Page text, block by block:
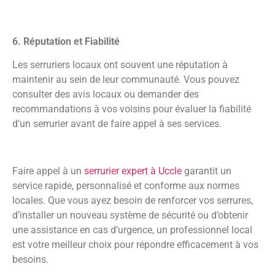
6. Réputation et Fiabilité
Les serruriers locaux ont souvent une réputation à
maintenir au sein de leur communauté. Vous pouvez
consulter des avis locaux ou demander des
recommandations à vos voisins pour évaluer la fiabilité
d’un serrurier avant de faire appel à ses services.
Faire appel à un serrurier expert à Uccle garantit un
service rapide, personnalisé et conforme aux normes
locales. Que vous ayez besoin de renforcer vos serrures,
d’installer un nouveau système de sécurité ou d’obtenir
une assistance en cas d’urgence, un professionnel local
est votre meilleur choix pour répondre efficacement à vos
besoins.